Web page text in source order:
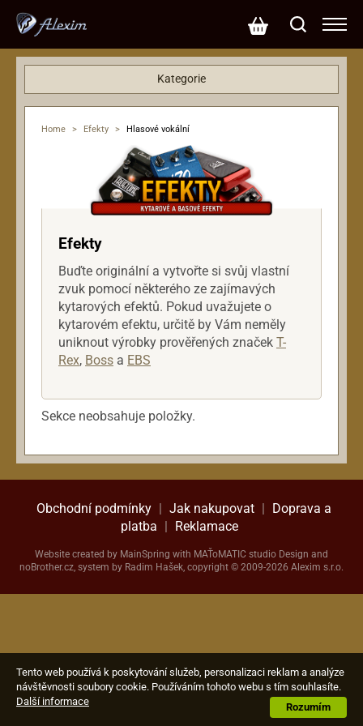
Home > Efekty > Hlasové vokální
Efekty
Buďte originální a vytvořte si svůj vlastní
zvuk pomocí některého ze zajímavých
kytarových efektů. Pokud uvažujete o
kytarovém efektu, určitě by Vám neměly
uniknout výrobky prověřených značek T-
Rex, Boss a EBS
Sekce neobsahuje položky.
Kategorie
Basové kytary
Efekty
Hlasové vokální
Kytarové
Pedalboardy
Hardware
Klávesy
Kytary
Mikrofony
Ostatní nástroje
Příslušenství
Reproboxy
Sluchátka
Snímače a elektroniky
Zesilovače
Obchodní podmínky | Jak nakupovat | Doprava a
platba | Reklamace
Website created by MainSpring with MAŤoMATIC studio Design and
noBrother.cz, system by Radim Hašek, copyright © 2009-2026 Alexim s.r.o.
Tento web používá k poskytování služeb, personalizaci reklam a analýze
návštěvnosti soubory cookie. Používáním tohoto webu s tím souhlasíte.
Rozumím
Další informace